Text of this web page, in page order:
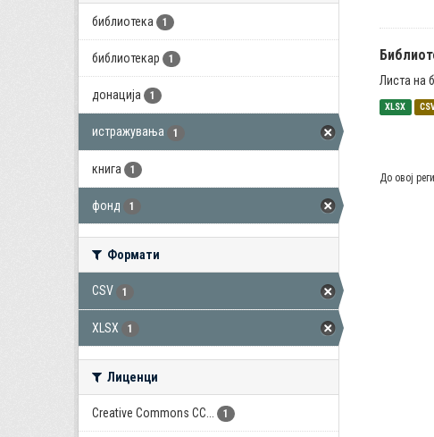
библиотека 1
библиотекар 1
донација 1
истражувања 1
книга 1
фонд 1
Формати
CSV 1
XLSX 1
Лиценци
Creative Commons CC... 1
Листа на
XLSX
До овој